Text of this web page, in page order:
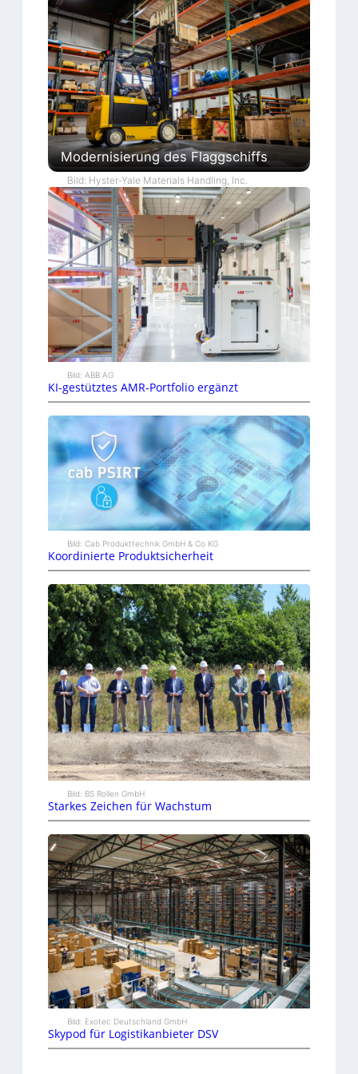
Modernisierung des Flaggschiffs
Bild: Hyster-Yale Materials Handling, Inc.
Bild: ABB AG
KI-gestütztes AMR-Portfolio ergänzt
Bild: Cab Produkttechnik GmbH & Co KG
Koordinierte Produktsicherheit
Bild: BS Rollen GmbH
Starkes Zeichen für Wachstum
Bild: Exotec Deutschland GmbH
Skypod für Logistikanbieter DSV